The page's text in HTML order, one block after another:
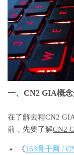
一、CN2 GIA概
在了解去程CN2
前，先要了解CN2
《163骨干网 /